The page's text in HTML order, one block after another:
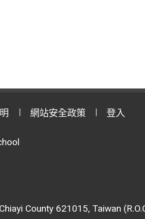
網站安全政策 登入
County 621015, Taiwan